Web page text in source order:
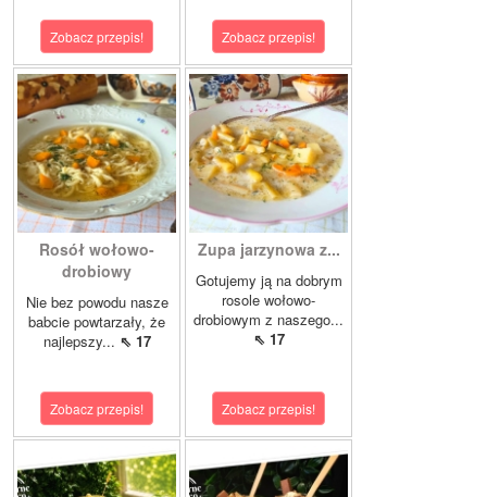
Zobacz przepis! Zobacz przepis!
Rosół wołowo-
drobiowy
Nie bez powodu nasze
babcie powtarzały, że
najlepszy... ⇖ 17
Zobacz przepis!
Zupa jarzynowa z...
Gotujemy ją na dobrym
rosole wołowo-
drobiowym z naszego...
⇖ 17
Zobacz przepis!